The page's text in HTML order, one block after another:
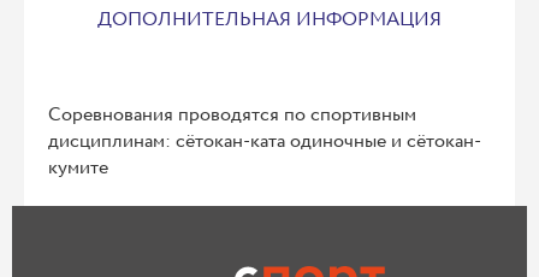
ДОПОЛНИТЕЛЬНАЯ ИНФОРМАЦИЯ
Соревнования проводятся по спортивным
дисциплинам: сётокан-ката одиночные и сётокан-
кумите